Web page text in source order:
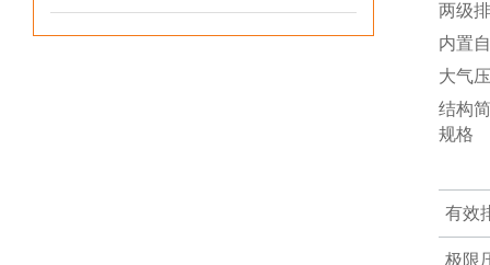
两级
内置
大气
结构
规格
有效
极限